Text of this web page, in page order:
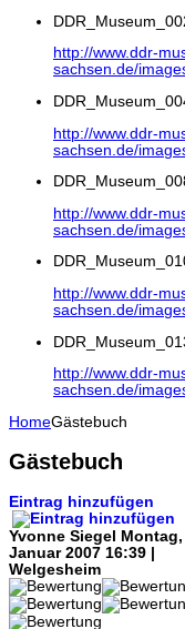
http://www.ddr-
sachsen.de/
http://www.ddr-
sachsen.de/
http://www.ddr-
sachsen.de/
http://www.ddr-
sachsen.de/
http://www.ddr-
sachsen.de/
HomeGästebuch
Gästebuch
Eintrag hinzufügen
Yvonne Siegel Montag,
Januar 2007 16:39 |
Welgesheim